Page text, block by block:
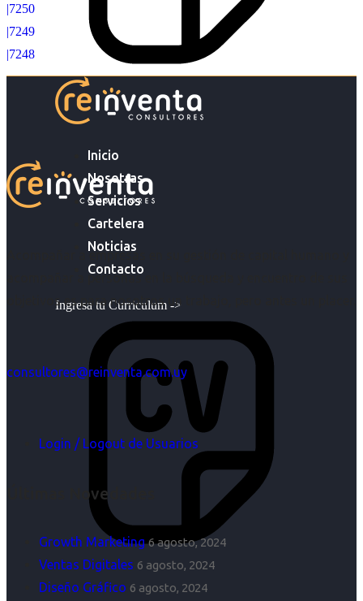
Inicio
Nosotras
Servicios
Cartelera
Noticias
Contacto
Ingresa tu Curriculum ->
|7250
|7249
|7248
Acompañar a empresas en su gestión de capital humano y
acompañar a personas en la búsqueda y encuentro de sus
objetivos es para nosotros un trabajo, pero antes un placer.
consultores@reinventa.com.uy
Login / Logout de Usuarios
Últimas Novedades
Growth Marketing 6 agosto, 2024
Ventas Digitales 6 agosto, 2024
Diseño Gráfico 6 agosto, 2024